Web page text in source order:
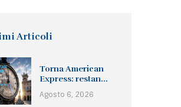
Articoli
Torna American
Express: restan...
Agosto 6, 2026